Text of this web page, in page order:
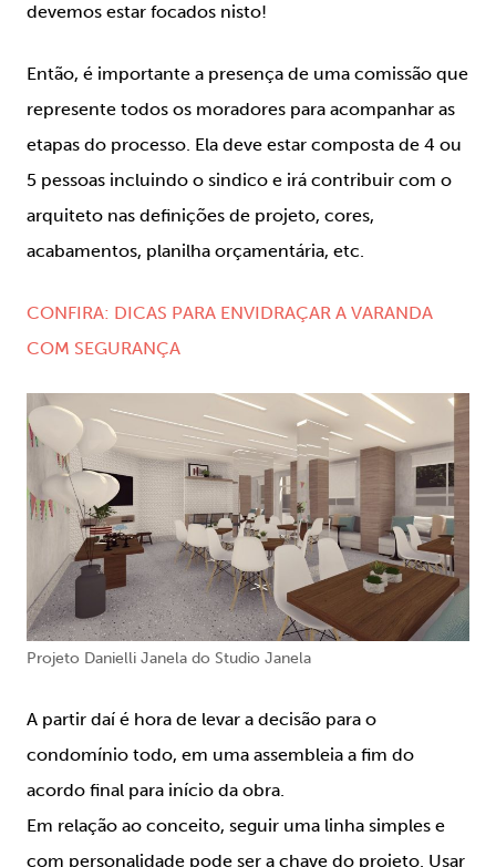
devemos estar focados nisto!
Então, é importante a presença de uma comissão que
represente todos os moradores para acompanhar as
etapas do processo. Ela deve estar composta de 4 ou
5 pessoas incluindo o sindico e irá contribuir com o
arquiteto nas definições de projeto, cores,
acabamentos, planilha orçamentária, etc.
CONFIRA: DICAS PARA ENVIDRAÇAR A VARANDA
COM SEGURANÇA
Projeto Danielli Janela do Studio Janela
A partir daí é hora de levar a decisão para o
condomínio todo, em uma assembleia a fim do
acordo final para início da obra.
Em relação ao conceito, seguir uma linha simples e
com personalidade pode ser a chave do projeto. Usar